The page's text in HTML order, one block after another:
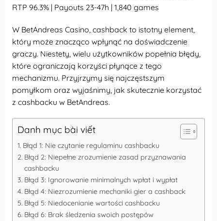
RTP 96.3% | Payouts 23-47h | 1,840 games
W BetAndreas Casino, cashback to istotny element,
który może znacząco wpłynąć na doświadczenie
graczy. Niestety, wielu użytkowników popełnia błędy,
które ograniczają korzyści płynące z tego
mechanizmu. Przyjrzymy się najczęstszym
pomyłkom oraz wyjaśnimy, jak skutecznie korzystać
z cashbacku w BetAndreas.
Danh mục bài viết
Błąd 1: Nie czytanie regulaminu cashbacku
Błąd 2: Niepełne zrozumienie zasad przyznawania
cashbacku
Błąd 3: Ignorowanie minimalnych wpłat i wypłat
Błąd 4: Niezrozumienie mechaniki gier a cashback
Błąd 5: Niedocenianie wartości cashbacku
Błąd 6: Brak śledzenia swoich postępów